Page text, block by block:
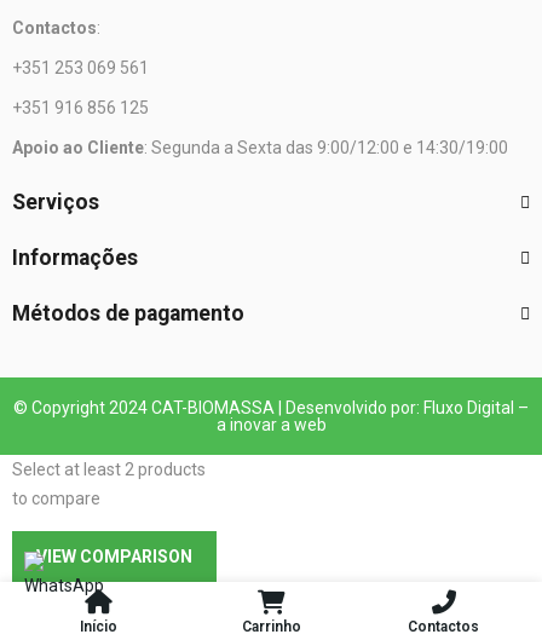
Início Carrinho Contactos
Contactos:
+351 253 069 561
+351 916 856 125
Apoio ao Cliente: Segunda a Sexta das 9:00/12:00 e 14:30/19:00
Serviços
Informações
Métodos de pagamento
© Copyright 2024 CAT-BIOMASSA | Desenvolvido por: Fluxo Digital –
a inovar a web
Select at least 2 products
to compare
VIEW COMPARISON